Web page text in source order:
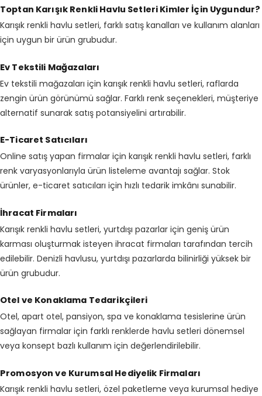
Toptan Karışık Renkli Havlu Setleri Kimler İçin Uygundur?
Karışık renkli havlu setleri, farklı satış kanalları ve kullanım alanları
için uygun bir ürün grubudur.
Ev Tekstili Mağazaları
Ev tekstili mağazaları için karışık renkli havlu setleri, raflarda
zengin ürün görünümü sağlar. Farklı renk seçenekleri, müşteriye
alternatif sunarak satış potansiyelini artırabilir.
E-Ticaret Satıcıları
Online satış yapan firmalar için karışık renkli havlu setleri, farklı
renk varyasyonlarıyla ürün listeleme avantajı sağlar. Stok
ürünler, e-ticaret satıcıları için hızlı tedarik imkânı sunabilir.
İhracat Firmaları
Karışık renkli havlu setleri, yurtdışı pazarlar için geniş ürün
karması oluşturmak isteyen ihracat firmaları tarafından tercih
edilebilir. Denizli havlusu, yurtdışı pazarlarda bilinirliği yüksek bir
ürün grubudur.
Otel ve Konaklama Tedarikçileri
Otel, apart otel, pansiyon, spa ve konaklama tesislerine ürün
sağlayan firmalar için farklı renklerde havlu setleri dönemsel
veya konsept bazlı kullanım için değerlendirilebilir.
Promosyon ve Kurumsal Hediyelik Firmaları
Karışık renkli havlu setleri, özel paketleme veya kurumsal hediye